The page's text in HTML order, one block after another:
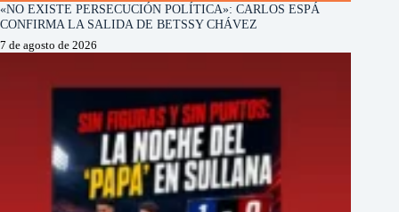
«NO EXISTE PERSECUCIÓN POLÍTICA»: CARLOS ESPÁ
CONFIRMA LA SALIDA DE BETSSY CHÁVEZ
7 de agosto de 2026